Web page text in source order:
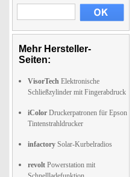
Mehr Hersteller-
Seiten:
VisorTech Elektronische
Schließzylinder mit Fingerabdruck
iColor Druckerpatronen für Epson
Tintenstrahldrucker
infactory Solar-Kurbelradios
revolt Powerstation mit